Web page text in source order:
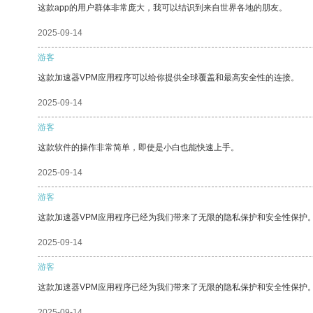
这款app的用户群体非常庞大，我可以结识到来自世界各地的朋友。
2025-09-14
游客
这款加速器VPM应用程序可以给你提供全球覆盖和最高安全性的连接。
2025-09-14
游客
这款软件的操作非常简单，即使是小白也能快速上手。
2025-09-14
游客
这款加速器VPM应用程序已经为我们带来了无限的隐私保护和安全性保护
2025-09-14
游客
这款加速器VPM应用程序已经为我们带来了无限的隐私保护和安全性保护